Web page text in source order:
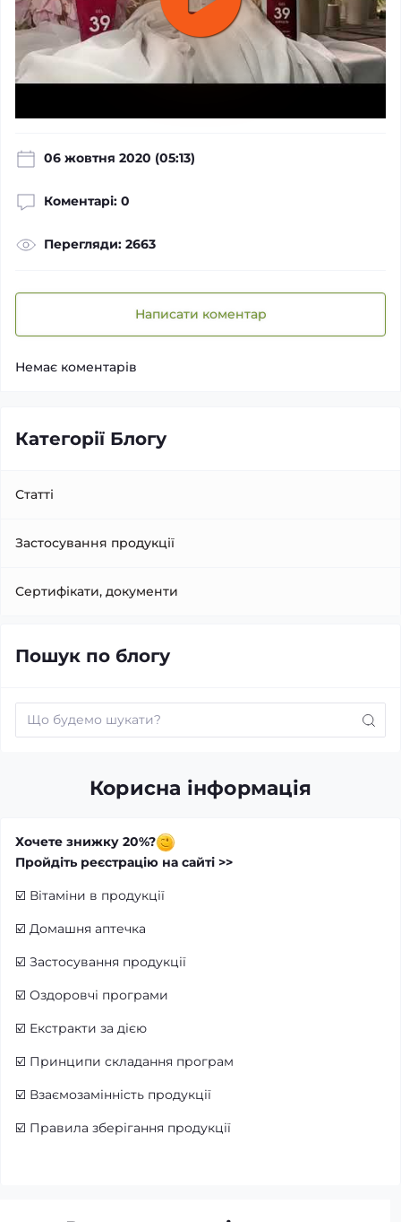
06 жовтня 2020 (05:13)
Коментарі: 0
Перегляди: 2663
Написати коментар
Немає коментарів
Категорії Блогу
Статті
Застосування продукції
Сертифікати, документи
Пошук по блогу
Корисна інформація
Хочете знижку 20%?
Пройдіть реєстрацію на сайті >>
☑️ Вітаміни в продукції
☑️ Домашня аптечка
☑️ Застосування продукції
☑️ Оздоровчі програми
☑️ Екстракти за дією
☑️ Принципи складання програм
☑️ Взаємозамінність продукції
☑️ Правила зберігання продукції